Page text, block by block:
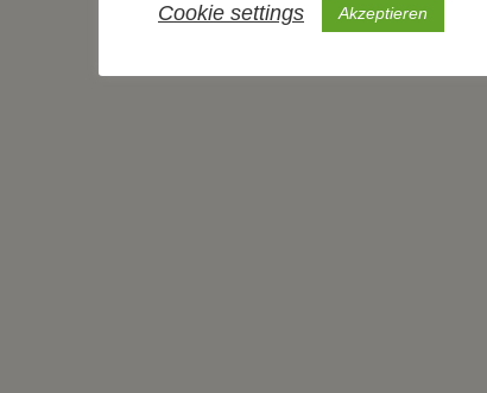
Cookie settings Akzeptieren